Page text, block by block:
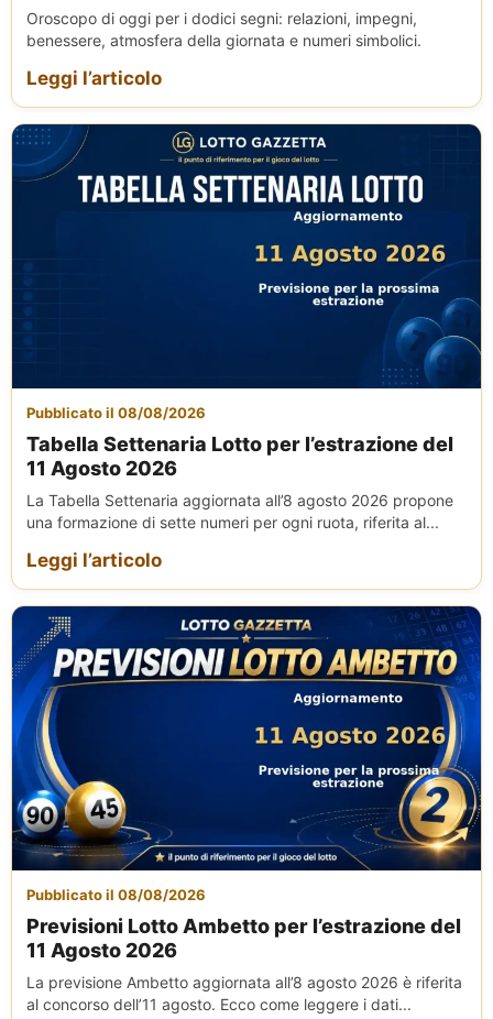
Oroscopo di oggi per i dodici segni: relazioni, impegni,
benessere, atmosfera della giornata e numeri simbolici.
Leggi l’articolo
Pubblicato il 08/08/2026
Tabella Settenaria Lotto per l’estrazione del
11 Agosto 2026
La Tabella Settenaria aggiornata all’8 agosto 2026 propone
una formazione di sette numeri per ogni ruota, riferita al...
Leggi l’articolo
Pubblicato il 08/08/2026
Previsioni Lotto Ambetto per l’estrazione del
11 Agosto 2026
La previsione Ambetto aggiornata all’8 agosto 2026 è riferita
al concorso dell’11 agosto. Ecco come leggere i dati...